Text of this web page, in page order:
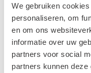
We gebruiken
personaliseren, om
en om ons
informatie over uw
partners voor social
partners kunnen
Je cherche un
j'ai trouvé très
LEES MEER